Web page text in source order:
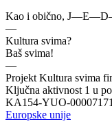
Kao i obično,
—
Kultura svima?
Baš svima!
—
Projekt Kultura svima
Ključna aktivnost 1 u
KA154-YUO-
Europske unije